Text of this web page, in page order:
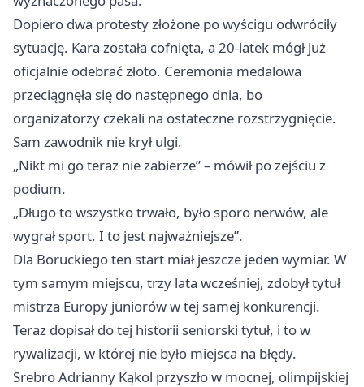
Dopiero dwa protesty złożone po wyścigu odwróciły
sytuację. Kara została cofnięta, a 20-latek mógł już
oficjalnie odebrać złoto. Ceremonia medalowa
przeciągnęła się do następnego dnia, bo
organizatorzy czekali na ostateczne rozstrzygnięcie.
Sam zawodnik nie krył ulgi.
„Nikt mi go teraz nie zabierze” – mówił po zejściu z
podium.
„Długo to wszystko trwało, było sporo nerwów, ale
wygrał sport. I to jest najważniejsze”.
Dla Boruckiego ten start miał jeszcze jeden wymiar. W
tym samym miejscu, trzy lata wcześniej, zdobył tytuł
mistrza Europy juniorów w tej samej konkurencji.
Teraz dopisał do tej historii seniorski tytuł, i to w
rywalizacji, w której nie było miejsca na błędy.
Srebro Adrianny Kąkol przyszło w mocnej, olimpijskiej